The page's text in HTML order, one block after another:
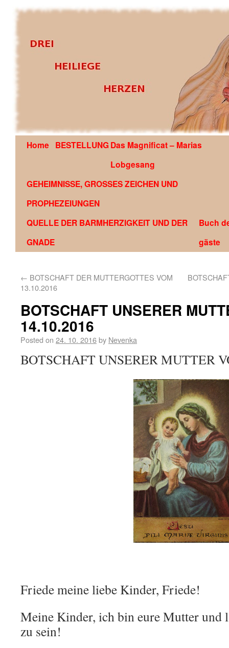
OFFENBARUNG AN EDSON GLAUBER DE SOUZA
Home BESTELLUNG Das Magnificat – Marias
Lobgesang
GEHEIMNISSE, GROSSES ZEICHEN UND
PROPHEZEIUNGEN
QUELLE DER BARMHERZIGKEIT UND DER
GNADE
Buch
gäste
← BOTSCHAFT DER MUTTERGOTTES VOM
13.10.2016
BOTSCHAFT UNSERER
14.10.2016
Posted on 24. 10. 2016by Nevenka
BOTSCHAFT UNSERER MUTTER
Friede meine liebe Kinder, Friede!
Meine Kinder, ich bin eure Mutter und
zu sein!